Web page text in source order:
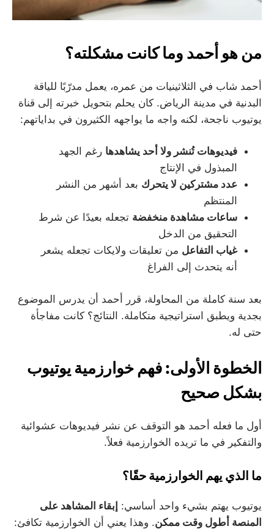
من هو أحمد وما كانت مشكلته؟
أحمد شاب في الثلاثينيات من عمره، يعمل مدرّبًا للياقة
البدنية في مدينة الرياض. كان يحلم بتحويل خبرته إلى قناة
يوتيوب ناجحة، لكنه واجه ما يواجهه الكثيرون في بداياتهم:
فيديوهات تُنشر ولا أحد يشاهدها رغم الجهد
المبذول في الإنتاج
عدد مشتركين لا يتحرك بعد أشهر من النشر
المنتظم
ساعات مشاهدة منخفضة تجعله بعيدًا عن شرط
التحقيق من الدخل
غياب التفاعل من تعليقات ولايكات تجعله يشعر
أنه يتحدث إلى الفراغ
بعد سنة كاملة من المحاولة، قرر أحمد أن يدرس الموضوع
بجدية ويطبق استراتيجية متكاملة. النتائج؟ كانت مفاجأة
حتى له.
الخطوة الأولى: فهم خوارزمية يوتيوب
بشكل صحيح
أول ما فعله أحمد هو التوقف عن نشر فيديوهات عشوائية
والتفكير في ما تريده الخوارزمية فعلاً.
ما الذي يهم الخوارزمية حقًا؟
يوتيوب يهتم بشيء واحد أساسي: إبقاء المشاهد على
المنصة أطول وقت ممكن. وهذا يعني أن الخوارزمية تكافئ: